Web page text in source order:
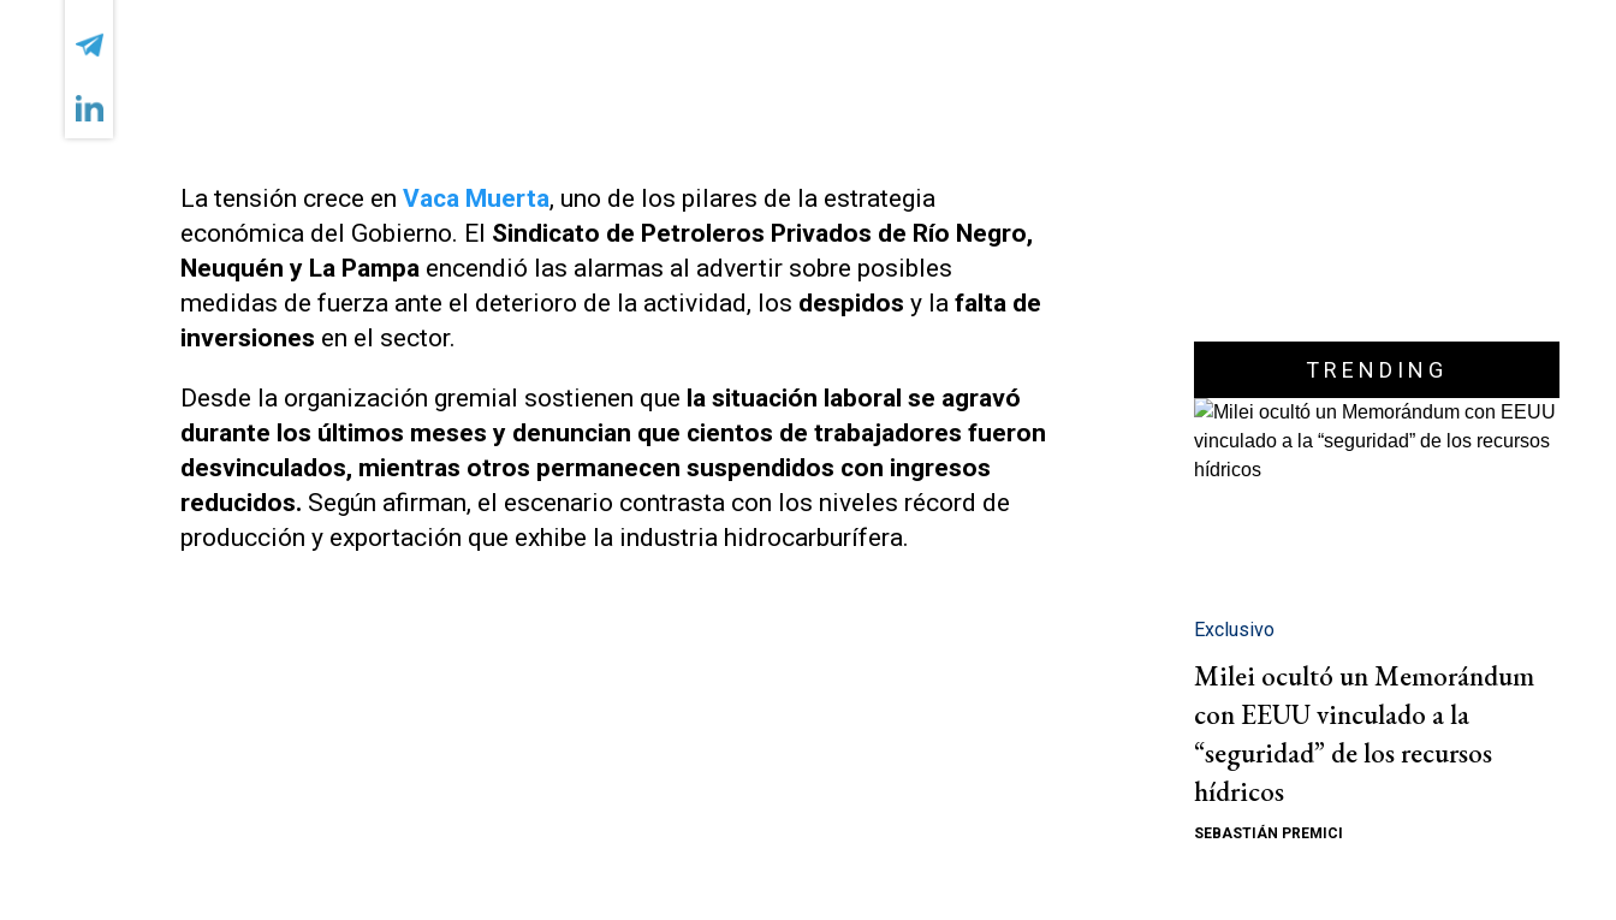
La tensión crece en Vaca Muerta, uno de los pilares de la estrategia
económica del Gobierno. El Sindicato de Petroleros Privados de Río Negro,
Neuquén y La Pampa encendió las alarmas al advertir sobre posibles
medidas de fuerza ante el deterioro de la actividad, los despidos y la falta de
inversiones en el sector.
Desde la organización gremial sostienen que la situación laboral se agravó
durante los últimos meses y denuncian que cientos de trabajadores fueron
desvinculados, mientras otros permanecen suspendidos con ingresos
reducidos. Según afirman, el escenario contrasta con los niveles récord de
producción y exportación que exhibe la industria hidrocarburífera.
TRENDING
Exclusivo
Milei ocultó un Memorándum
con EEUU vinculado a la
“seguridad” de los recursos
hídricos
SEBASTIÁN PREMICI